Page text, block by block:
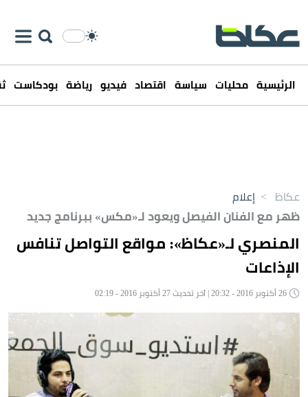
الرئيسية محليات سياسة اقتصاد فيديو رياضة بودكاست
عكاظ > إعلام
ظهر مع الفنان الفيصل ويعود لـ«مكس» ببرنامج جديد
المنصري لـ«عكاظ»: مواقع التواصل تنافس
الإذاعات